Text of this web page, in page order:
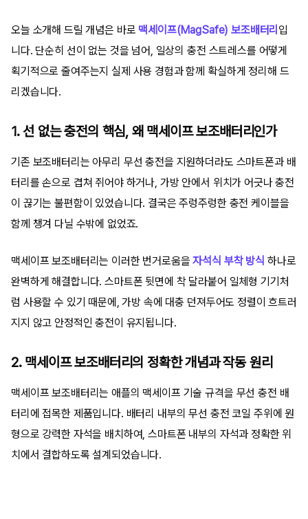
오늘 소개해 드릴 개념은 바로 맥세이프(MagSafe) 보조배터리 입
니다. 단순히 선이 없는 것을 넘어, 일상의 충전 스트레스를 어떻게
획기적으로 줄여주는지 실제 사용 경험과 함께 확실하게 정리해 드
리겠습니다.
1. 선 없는 충전의 핵심, 왜 맥세이프 보조배터리인가
기존 보조배터리는 아무리 무선 충전을 지원하더라도 스마트폰과 배
터리를 손으로 겹쳐 쥐어야 하거나, 가방 안에서 위치가 어긋나 충전
이 끊기는 불편함이 있었습니다. 결국은 주렁주렁한 충전 케이블을
함께 챙겨 다닐 수밖에 없었죠.
맥세이프 보조배터리는 이러한 번거로움을자석식 부착 방식 하나로
완벽하게 해결합니다. 스마트폰 뒷면에 착 달라붙어 일체형 기기처
럼 사용할 수 있기 때문에, 가방 속에 대충 던져두어도 정렬이 흐트러
지지 않고 안정적인 충전이 유지됩니다.
2. 맥세이프 보조배터리의 정확한 개념과 작동 원리
맥세이프 보조배터리는 애플의 맥세이프 기술 규격을 무선 충전 배
터리에 접목한 제품입니다. 배터리 내부의 무선 충전 코일 주위에 원
형으로 강력한 자석을 배치하여, 스마트폰 내부의 자석과 정확한 위
치에서 결합하도록 설계되었습니다.